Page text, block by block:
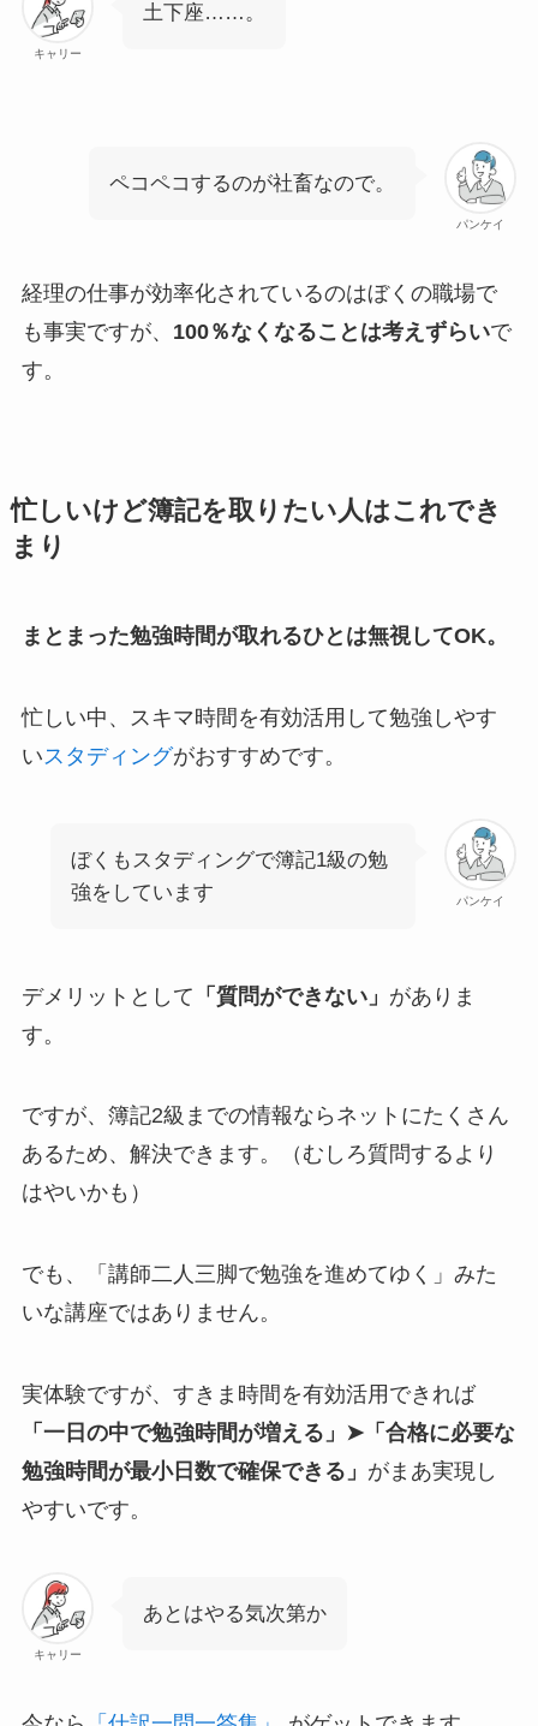
キャリー
土下座……。
パンケイ
ペコペコするのが社畜なので。
経理の仕事が効率化されているのはぼくの職場で
も事実ですが、 100％なくなることは考えずらいで
す。
忙しいけど簿記を取りたい人はこれでき
まり
まとまった勉強時間が取れるひとは無視してOK。
忙しい中、スキマ時間を有効活用して勉強しやす
い スタディングがおすすめです。
パンケイ
ぼくもスタディングで簿記1級の勉
強をしています
デメリットとして 「質問ができない」 がありま
す。
ですが、簿記2級までの情報ならネットにたくさん
あるため、解決できます。（むしろ質問するより
はやいかも）
でも、「講師二人三脚で勉強を進めてゆく」みた
いな講座ではありません。
実体験ですが、すきま時間を有効活用できれば
「一日の中で勉強時間が増える」➤「合格に必要な
勉強時間が最小日数で確保できる」 がまあ実現し
やすいです。
キャリー
あとはやる気次第か